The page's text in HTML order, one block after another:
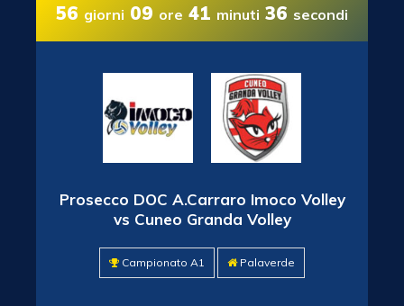
56 giorni 09 ore 41 minuti 34 secondi
Prosecco DOC A.Carraro Imoco Volley
vs Cuneo Granda Volley
Campionato A1 Palaverde